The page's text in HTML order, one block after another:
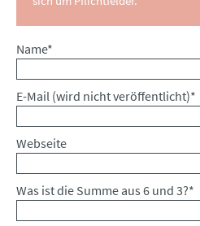
Pflichtfeld
Name*
Pflichtfeld
E-Mail (wird nicht veröffentlicht)*
Webseite
Was ist die Summe aus 6 und 3?*